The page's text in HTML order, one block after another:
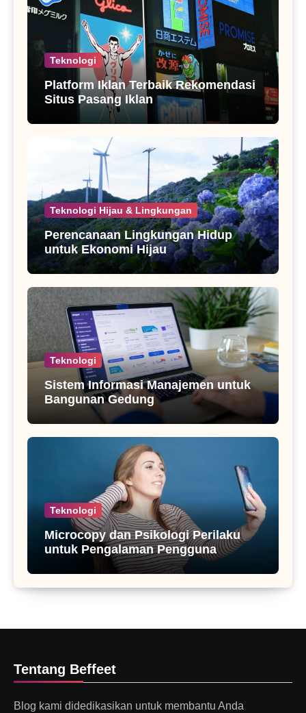
Teknologi
Platform Iklan Terbaik Rekomendasi
Situs Pasang Iklan
Teknologi Hijau & Lingkungan
Perencanaan Lingkungan Hidup
untuk Ekonomi Hijau
Teknologi
Sistem Informasi Manajemen untuk
Bangunan Gedung
Teknologi
Microcopy dan Psikologi Perilaku
untuk Pengalaman Pengguna
Tentang Beffeet
Blog kami didedikasikan untuk membantu Anda